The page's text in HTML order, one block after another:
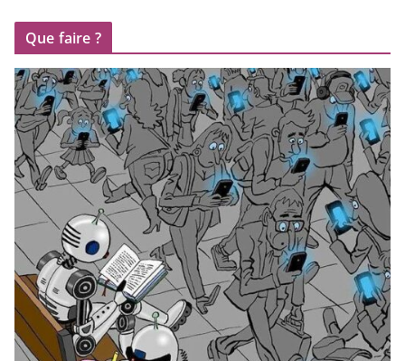
Que faire ?